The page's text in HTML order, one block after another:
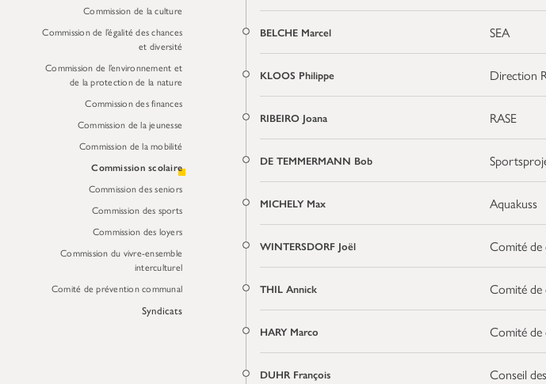
Commission de la culture
Commission de l’égalité des chances
et diversité
Commission de l’environnement et
de la protection de la nature
Commission des finances
Commission de la jeunesse
Commission de la mobilité
Commission scolaire
Commission des seniors
Commission des sports
Commission des loyers
Commission du vivre-ensemble
interculturel
Comité de prévention communal
Syndicats
BELCHE Marcel SEA
KLOOS Philippe Direction
RIBEIRO Joana RASE
DE TEMMERMANN Bob
MICHELY Max Aquakuss
WINTERSDORF Joël Comité de
THIL Annick Comité de
HARY Marco Comité de
DUHR François Conseil